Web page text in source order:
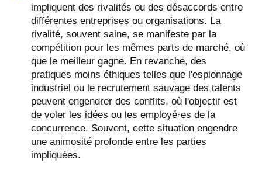
impliquent des rivalités ou des désaccords entre
différentes entreprises ou organisations. La
rivalité, souvent saine, se manifeste par la
compétition pour les mêmes parts de marché, où
que le meilleur gagne. En revanche, des
pratiques moins éthiques telles que l'espionnage
industriel ou le recrutement sauvage des talents
peuvent engendrer des conflits, où l'objectif est
de voler les idées ou les employé·es de la
concurrence. Souvent, cette situation engendre
une animosité profonde entre les parties
impliquées.